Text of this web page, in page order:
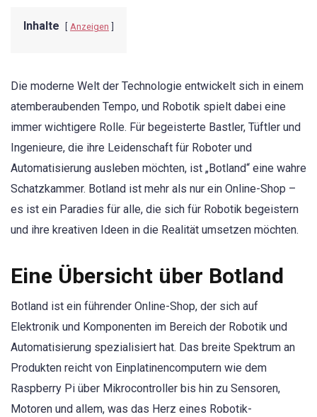
Inhalte Anzeigen
Die moderne Welt der Technologie entwickelt sich in einem
atemberaubenden Tempo, und Robotik spielt dabei eine
immer wichtigere Rolle. Für begeisterte Bastler, Tüftler und
Ingenieure, die ihre Leidenschaft für Roboter und
Automatisierung ausleben möchten, ist „Botland“ eine wahre
Schatzkammer. Botland ist mehr als nur ein Online-Shop –
es ist ein Paradies für alle, die sich für Robotik begeistern
und ihre kreativen Ideen in die Realität umsetzen möchten.
Eine Übersicht über Botland
Botland ist ein führender Online-Shop, der sich auf
Elektronik und Komponenten im Bereich der Robotik und
Automatisierung spezialisiert hat. Das breite Spektrum an
Produkten reicht von Einplatinencomputern wie dem
Raspberry Pi über Mikrocontroller bis hin zu Sensoren,
Motoren und allem, was das Herz eines Robotik-